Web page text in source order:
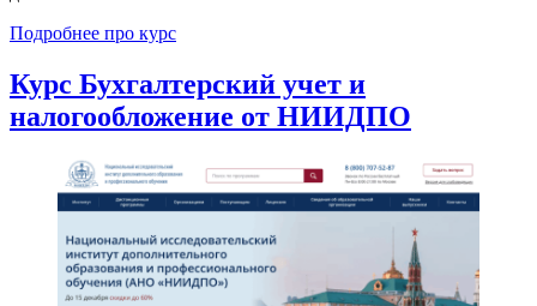
Подробнее про курс
Курс Бухгалтерский учет и
налогообложение от НИИДПО